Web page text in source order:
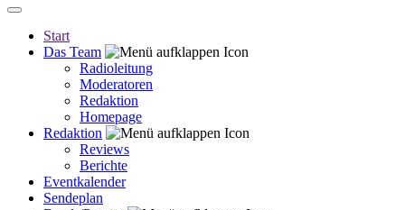
Start
Das Team
Radioleitung
Moderatoren
Redaktion
Homepage
Redaktion
Reviews
Berichte
Eventkalender
Sendeplan